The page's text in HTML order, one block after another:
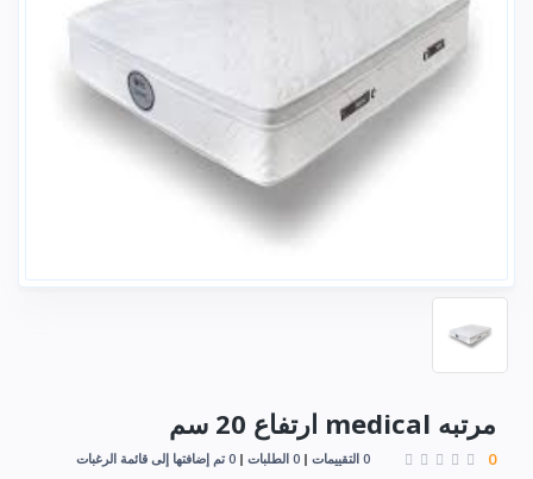
مرتبه medical ارتفاع 20 سم
0 0 التقييمات 0 الطلبات 0 تم إضافتها إلى قائمة الرغبات